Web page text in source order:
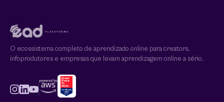
O ecossistema completo de aprendizado online para creators,
infoprodutores e empresas que levam aprendizagem online a sério.